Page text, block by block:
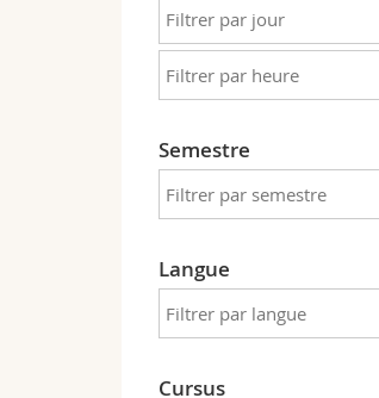
Semestre
Langue
Cursus